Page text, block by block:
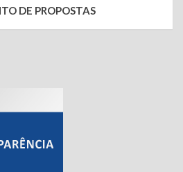
DE PROPOSTAS